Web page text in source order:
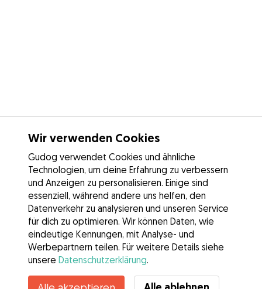
Kontakt
Wir verwenden Cookies
Gudog verwendet Cookies und ähnliche
Technologien, um deine Erfahrung zu verbessern
und Anzeigen zu personalisieren. Einige sind
essenziell, während andere uns helfen, den
Datenverkehr zu analysieren und unseren Service
für dich zu optimieren. Wir können Daten, wie
eindeutige Kennungen, mit Analyse- und
Werbepartnern teilen. Für weitere Details siehe
unsere Datenschutzerklärung.